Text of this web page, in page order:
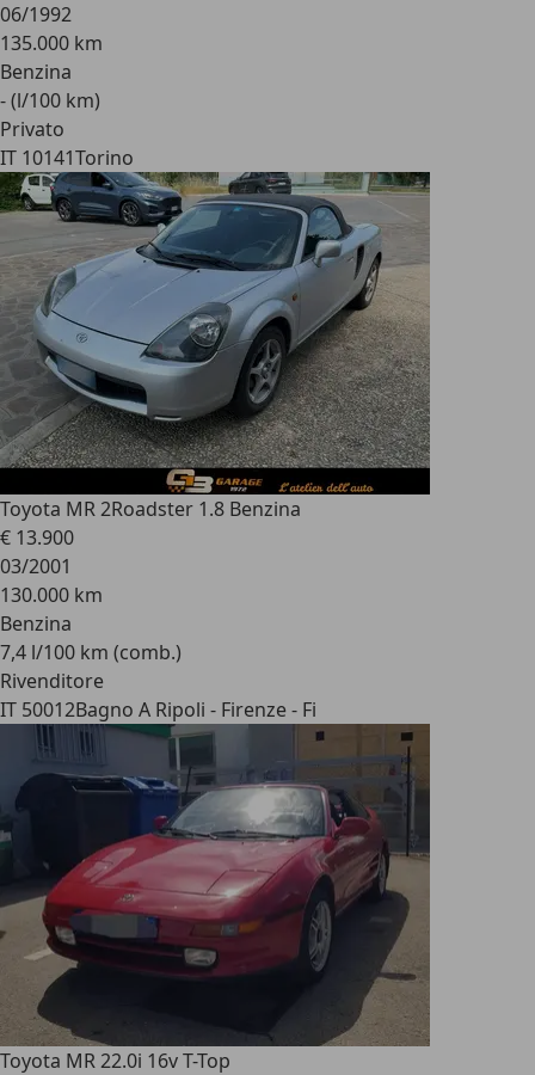
06/1992
135.000 km
Benzina
- (l/100 km)
Privato
IT 10141Torino
Toyota MR 2Roadster 1.8 Benzina
€ 13.900
03/2001
130.000 km
Benzina
7,4 l/100 km (comb.)
Rivenditore
IT 50012Bagno A Ripoli - Firenze - Fi
Toyota MR 22.0i 16v T-Top